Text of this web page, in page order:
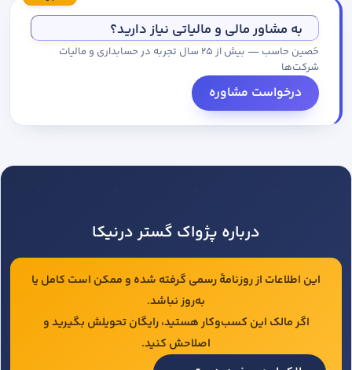
به مشاور مالی و مالیاتی نیاز دارید؟
حَصین حاسب — بیش از ۲۵ سال تجربه در حسابداری و مالیات
شرکت‌ها
درخواست مشاوره
درباره پژواک گستر درنیکا
این اطلاعات از روزنامهٔ رسمی گرفته شده و ممکن است کامل یا
به‌روز نباشد.
اگر مالک این کسب‌وکار هستید، رایگان تحویلش بگیرید و
اصلاحش کنید.